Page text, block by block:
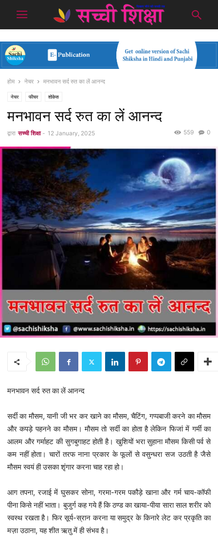
होम नेचर मनभावन सर्द रुत का लें आनन्द
नेचर फीचर शोकेस
मनभावन सर्द रुत का लें आनन्द
द्वारा सच्ची शिक्षा - 12 January, 2025 0
559
मनभावन सर्द रुत का लें आनन्द
सर्दी का मौसम, यानी जी भर कर खाने का मौसम, चैटिंग, गप्पबाजी करने का मौसम
और कपड़े पहनने का मौसम। मौसम तो सर्दी का होता है लेकिन फिजां में गर्मी का
आलम और गर्माहट की सुगबुगाहट होती है। खुशियों भरा सुहाना मौसम किसी पर्व से
कम नहीं होता। चारों तरफ नाना प्रकार के फूलों से वसुन्धरा सज उठती है जैसे
मौसम स्वयं ही उसका शृंगार करना चाह रहा हो।
आग तपना, रजाई में घुसकर सोना, गरमा-गरम पकौड़े खाना और गर्म चाय-कॉफी
पीना किसे नहीं भाता। बुजुर्ग कह गये हैं कि ठण्ड का खाया-पीया सारा साल शरीर को
स्वस्थ रखता है। फिर सूर्य-स्रान करना या समुद्र के किनारे लेट कर प्रकृति का
मज़ा उठाना, यह शीत ऋतु में ही संभव है।